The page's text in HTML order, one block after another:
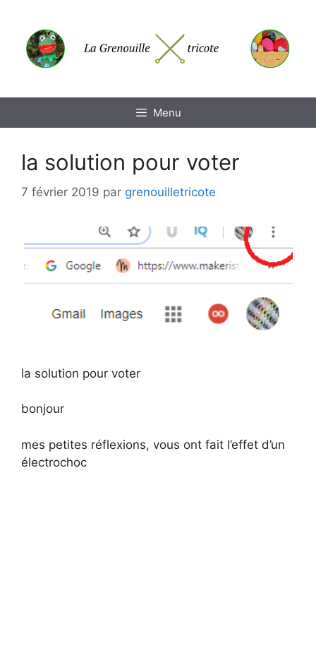
contenu
Menu
la solution pour voter
7 février 2019 par grenouilletricote
la solution pour voter
bonjour
mes petites réflexions, vous ont fait l’effet d’un
électrochoc